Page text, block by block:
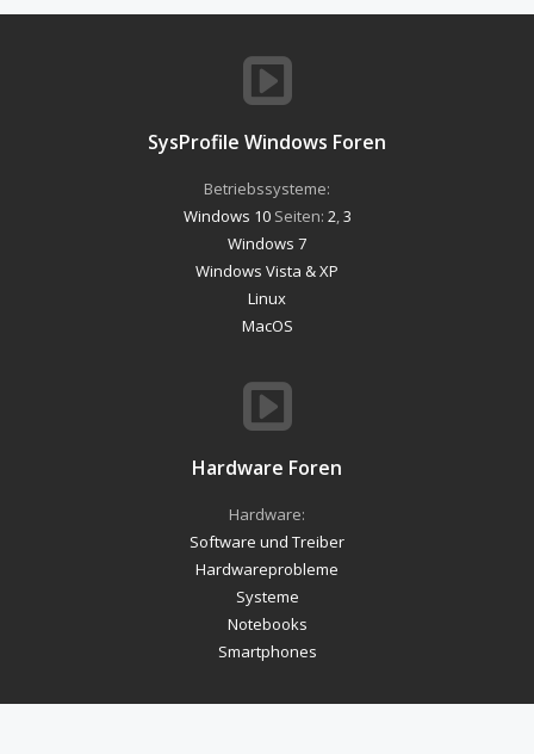
SysProfile Windows Foren
Betriebssysteme:
Windows 10Seiten: 2 3
Windows 7
Windows Vista & XP
Linux
MacOS
Hardware Foren
Hardware:
Software und Treiber
Hardwareprobleme
Systeme
Notebooks
Smartphones